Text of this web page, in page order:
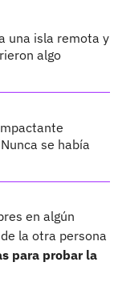
una isla remota y
algo
se había
en algún
la otra persona
para probar la